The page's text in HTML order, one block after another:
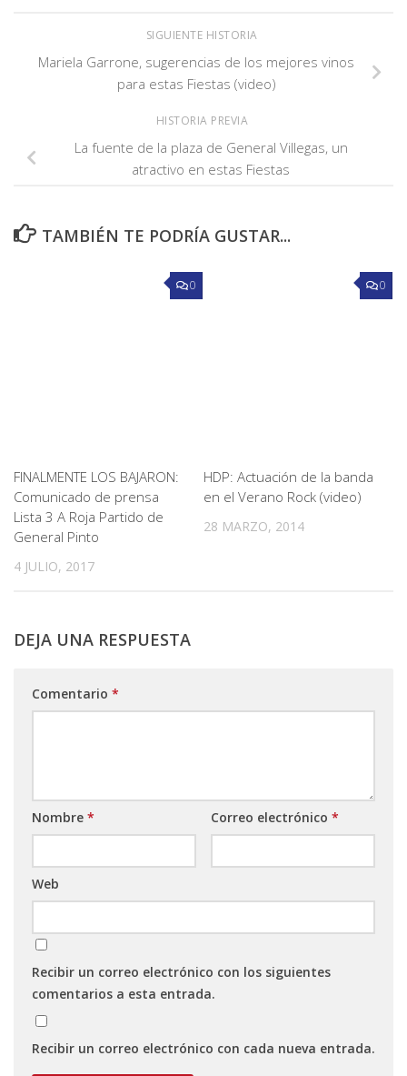
SIGUIENTE HISTORIA
Mariela Garrone, sugerencias de los mejores vinos
para estas Fiestas (video)
HISTORIA PREVIA
La fuente de la plaza de General Villegas, un
atractivo en estas Fiestas
TAMBIÉN TE PODRÍA GUSTAR...
0
FINALMENTE LOS BAJARON:
Comunicado de prensa
Lista 3 A Roja Partido de
General Pinto
4 JULIO, 2017
0
HDP: Actuación de la banda
en el Verano Rock (video)
28 MARZO, 2014
DEJA UNA RESPUESTA
Comentario *
Nombre * Correo electrónico *
Web
Recibir un correo electrónico con los siguientes
comentarios a esta entrada.
Recibir un correo electrónico con cada nueva entrada.